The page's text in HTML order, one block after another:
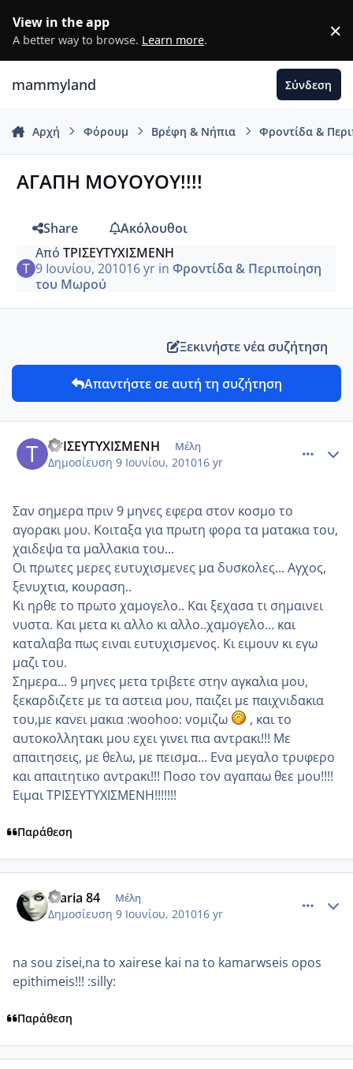
View in the app
A better way to browse. Learn more. ×
mammyland Σύνδεση
Αρχή Φόρουμ Βρέφη & Νήπια Φροντίδα &
ΑΓΑΠΗ ΜΟΥΟΥΟΥ!!!!
Share
Ακόλουθοι
Από ΤΡΙΣΕΥΤΥΧΙΣΜΕΝΗ
9 Ιουνίου, 201016 yrin Φροντίδα & Περιποίηση
του Μωρού
Ξεκινήστε νέα συζήτηση
Απαντήστε σε αυτή τη συζήτηση
ΤΡΙΣΕΥΤΥΧΙΣΜΕΝΗ Μέλη
Δημοσίευση 9 Ιουνίου, 201016 yr
Σαν σημερα πριν 9 μηνες εφερα στον κοσμο το
αγορακι μου. Κοιταξα για πρωτη φορα τα ματακια του,
χαιδεψα τα μαλλακια του...
Οι πρωτες μερες ευτυχισμενες μα δυσκολες... Αγχος,
ξενυχτια, κουραση..
Κι ηρθε το πρωτο χαμογελο.. Και ξεχασα τι σημαινει
νυστα. Και μετα κι αλλο κι αλλο..χαμογελο... και
καταλαβα πως ειναι ευτυχισμενος. Κι ειμουν κι εγω
μαζι του.
Σημερα... 9 μηνες μετα τριβετε στην αγκαλια μου,
ξεκαρδιζετε με τα αστεια μου, παιζει με παιχνιδακια
του,με κανει μακια :woohoo: νομιζω
, και το
αυτοκολλητακι μου εχει γινει πια αντρακι!!! Με
απαιτησεις, με θελω, με πεισμα... Ενα μεγαλο τρυφερο
και απαιτητικο αντρακι!!! Ποσο τον αγαπαω θεε μου!!!!
Ειμαι ΤΡΙΣΕΥΤΥΧΙΣΜΕΝΗ!!!!!!!
Παράθεση
Maria 84 Μέλη
Δημοσίευση 9 Ιουνίου, 201016 yr
na sou zisei,na to xairese kai na to kamarwseis opos
epithimeis!!! :silly:
Παράθεση